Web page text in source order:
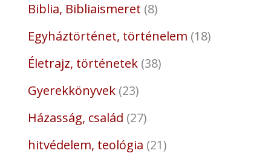
Biblia, Bibliaismeret 8
Egyháztörténet, történelem 18
Életrajz, történetek 38
Gyerekkönyvek 23
Házasság, család 27
hitvédelem, teológia 21